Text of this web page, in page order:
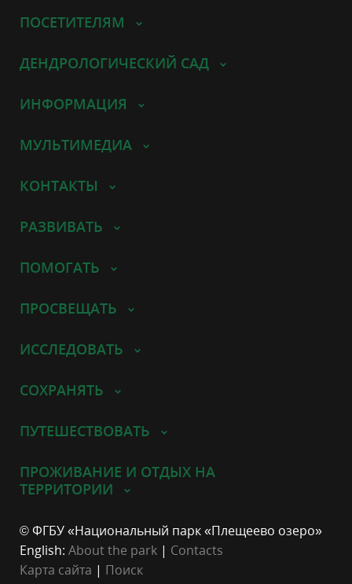
ПОСЕТИТЕЛЯМ
ДЕНДРОЛОГИЧЕСКИЙ САД
ИНФОРМАЦИЯ
МУЛЬТИМЕДИА
КОНТАКТЫ
РАЗВИВАТЬ
ПОМОГАТЬ
ПРОСВЕЩАТЬ
ИССЛЕДОВАТЬ
СОХРАНЯТЬ
ПУТЕШЕСТВОВАТЬ
ПРОЖИВАНИЕ И ОТДЫХ НА
ТЕРРИТОРИИ
© ФГБУ «Национальный парк «Плещеево озеро»
English: About the park | Contacts
Карта сайта | Поиск